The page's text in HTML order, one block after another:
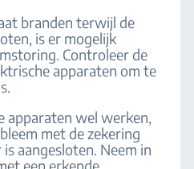
branden terwijl de
is er mogelijk
Controleer de
apparaten om te
apparaten wel werken,
met de zekering
aangesloten. Neem in